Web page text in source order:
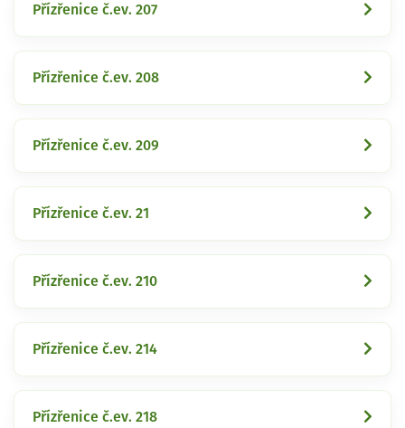
Přízřenice č.ev. 207
Přízřenice č.ev. 208
Přízřenice č.ev. 209
Přízřenice č.ev. 21
Přízřenice č.ev. 210
Přízřenice č.ev. 214
Přízřenice č.ev. 218